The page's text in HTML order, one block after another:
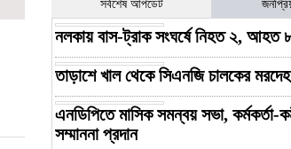
সর্বশেষ আপডেট
নলকায় বাস-ট্রাক সংঘর্ষে নিহত ২, আহত
তাড়াশে খাল থেকে সিএনজি চালকের
এনডিপিতে মাসিক সমন্বয় সভা, কর্মকর্তা-
সম্মাননা প্রদান